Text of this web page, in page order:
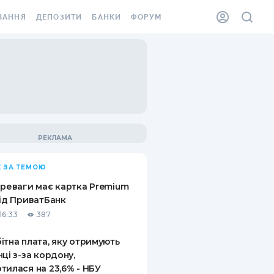
ВІНЬЄТКА
ВІД
ВИПАДКІВ
ДЕПОЗИТИ
ПИТАННЯ ТА ВІДПОВІДІ
ПУТІВНИКИ ПО
БАНКИ ФОРУМ
ЗА ТЕМОЮ
має картка Premium
ПриватБанк
387
плата, яку отримують
з-за кордону,
на 23,6% - НБУ